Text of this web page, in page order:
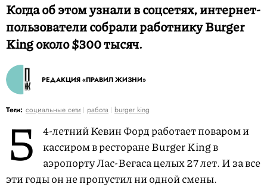
Когда об этом узнали в соцсетях, интернет-
пользователи собрали работнику Burger
King около $300 тысяч.
РЕДАКЦИЯ «ПРАВИЛ ЖИЗНИ»
Теги: социальные сети работа burger king
5
4-летний Кевин Форд работает поваром и
кассиром в ресторане Burger King в
аэропорту Лас-Вегаса целых 27 лет. И за все
эти годы он не пропустил ни одной смены.